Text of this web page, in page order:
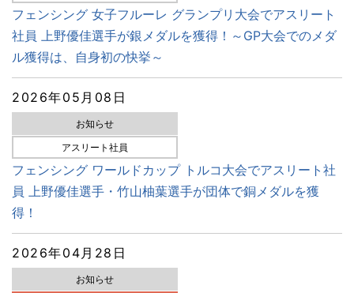
フェンシング 女子フルーレ グランプリ大会でアスリート
社員 上野優佳選手が銀メダルを獲得！～GP大会でのメダ
ル獲得は、自身初の快挙～
2026年05月08日
お知らせ
アスリート社員
フェンシング ワールドカップ トルコ大会でアスリート社
員 上野優佳選手・竹山柚葉選手が団体で銅メダルを獲
得！
2026年04月28日
お知らせ